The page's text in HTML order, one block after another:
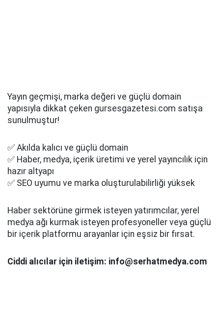
Yayın geçmişi, marka değeri ve güçlü domain
yapısıyla dikkat çeken gursesgazetesi.com satışa
sunulmuştur!
✅ Akılda kalıcı ve güçlü domain
✅ Haber, medya, içerik üretimi ve yerel yayıncılık için
hazır altyapı
✅ SEO uyumu ve marka oluşturulabilirliği yüksek
Haber sektörüne girmek isteyen yatırımcılar, yerel
medya ağı kurmak isteyen profesyoneller veya güçlü
bir içerik platformu arayanlar için eşsiz bir fırsat.
Ciddi alıcılar için iletişim: info@serhatmedya.com